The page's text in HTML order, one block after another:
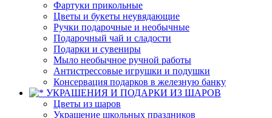
Фартуки прикольные
Цветы и букеты неувядающие
Ручки подарочные и необычные
Подарочный чай и сладости
Подарки и сувениры
Мыло необычное ручной работы
Антистрессовые игрушки и подушки
Консервация подарков в железную банку
УКРАШЕНИЯ И ПОДАРКИ ИЗ ШАРОВ
Цветы из шаров
Украшение школьных праздников